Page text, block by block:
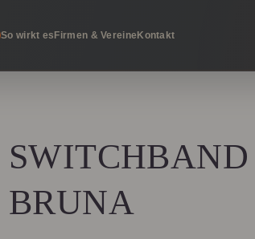
So wirkt es Firmen & Vereine Kontakt
BRUNA